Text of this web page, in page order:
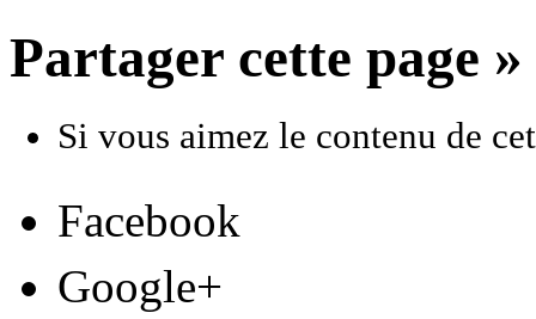
Partager cette page »
Si vous aimez le contenu de
Facebook
Google+